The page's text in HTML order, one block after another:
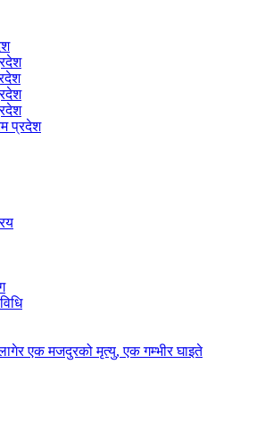
प्रदेश
एक मजदुरको मृत्यु, एक गम्भीर घाइते